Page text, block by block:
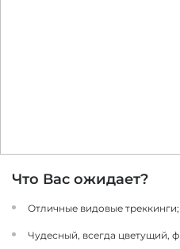
Что Вас ожидает?
Отличные видовые треккинги;
Чудесный, всегда цветущий,